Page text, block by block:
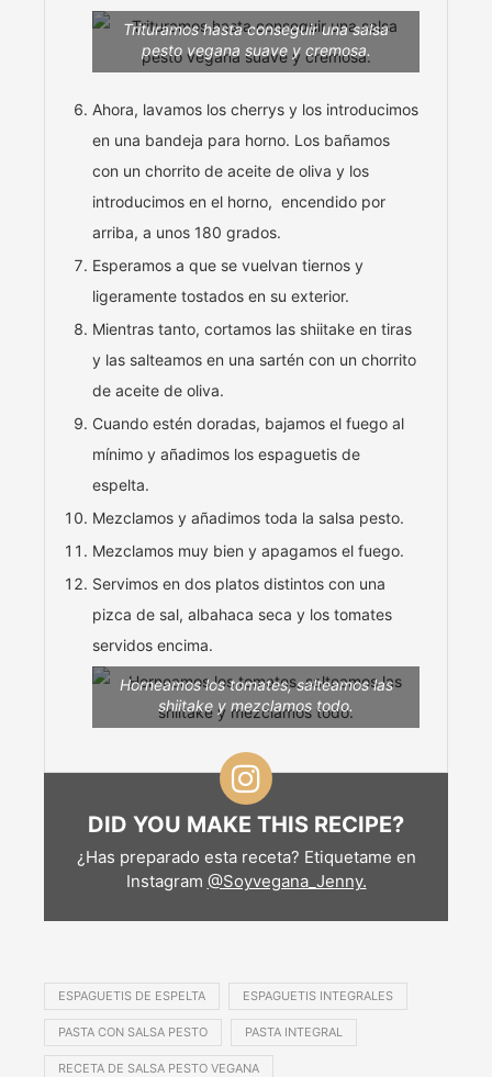
Trituramos hasta conseguir una salsa
pesto vegana suave y cremosa.
Ahora, lavamos los cherrys y los introducimos
en una bandeja para horno. Los bañamos
con un chorrito de aceite de oliva y los
introducimos en el horno, encendido por
arriba, a unos 180 grados.
Esperamos a que se vuelvan tiernos y
ligeramente tostados en su exterior.
Mientras tanto, cortamos las shiitake en tiras
y las salteamos en una sartén con un chorrito
de aceite de oliva.
Cuando estén doradas, bajamos el fuego al
mínimo y añadimos los espaguetis de
espelta.
Mezclamos y añadimos toda la salsa pesto.
Mezclamos muy bien y apagamos el fuego.
Servimos en dos platos distintos con una
pizca de sal, albahaca seca y los tomates
servidos encima.
Horneamos los tomates, salteamos las
shiitake y mezclamos todo.
DID YOU MAKE THIS RECIPE?
¿Has preparado esta receta? Etiquetame en
Instagram @Soyvegana_Jenny.
ESPAGUETIS DE ESPELTA ESPAGUETIS INTEGRALES
PASTA CON SALSA PESTO PASTA INTEGRAL
RECETA DE SALSA PESTO VEGANA